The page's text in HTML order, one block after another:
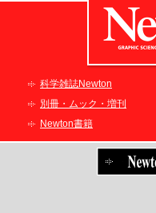
科学雑誌Newton
別冊・ムック・増刊
Newton書籍